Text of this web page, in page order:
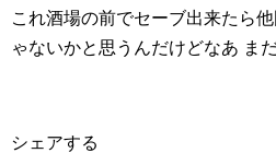
これ酒場の前でセーブ出来たら
ゃないかと思うんだけどなあ ま
シェアする